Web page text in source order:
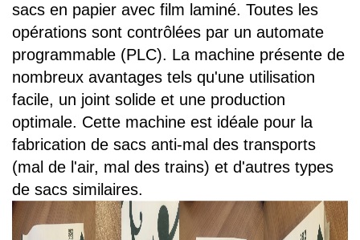
sacs en papier avec film laminé. Toutes les
opérations sont contrôlées par un automate
programmable (PLC). La machine présente de
nombreux avantages tels qu'une utilisation
facile, un joint solide et une production
optimale. Cette machine est idéale pour la
fabrication de sacs anti-mal des transports
(mal de l'air, mal des trains) et d'autres types
de sacs similaires.